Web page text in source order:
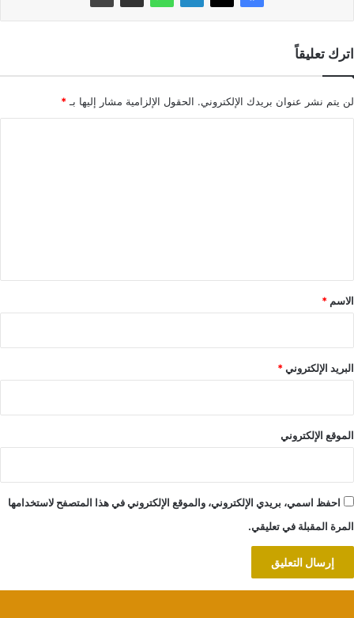
اترك تعليقاً
لن يتم نشر عنوان بريدك الإلكتروني. الحقول الإلزامية مشار إليها بـ *
*
الاسم *
البريد الإلكتروني*
الموقع الإلكتروني
احفظ اسمي، بريدي الإلكتروني، والموقع الإلكتروني في هذا المتصفح لاستخدامها
المرة المقبلة في تعليقي.